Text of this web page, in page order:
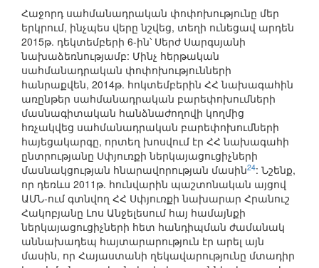
Հաջորդ սահմանադրական փոփոխությունը մեր
երկրում, ինչպես վերը նշվեց, տեղի ունեցավ արդեն
2015թ. դեկտեմբերի 6-ին՝ Սերժ Սարգսյանի
նախաձեռնությամբ: Մինչ հերթական
սահմանադրական փոփոխությունների
հանրաքվեն, 2014թ. հոկտեմբերին ՀՀ նախագահին
առընթեր սահմանադրական բարեփոխումների
մասնագիտական հանձնաժողովի կողմից
հռչակվեց սահմանադրական բարեփոխումների
հայեցակարգը, որտեղ խոսվում էր ՀՀ նախագահի
ընտրությանը Սփյուռքի ներկայացուցիչների
մասնակցության հնարավորության մասին24: Նշենք,
որ դեռևս 2011թ. հունվարին պաշտոնական այցով
ԱՄՆ-ում գտնվող ՀՀ Սփյուռքի նախարար Հրանուշ
Հակոբյանը Լոս Անջելեսում հայ համայնքի
ներկայացուցիչների հետ հանդիպման ժամանակ
աննախադեպ հայտարարություն էր արել այն
մասին, որ Հայաստանի ղեկավարությունը մտադիր